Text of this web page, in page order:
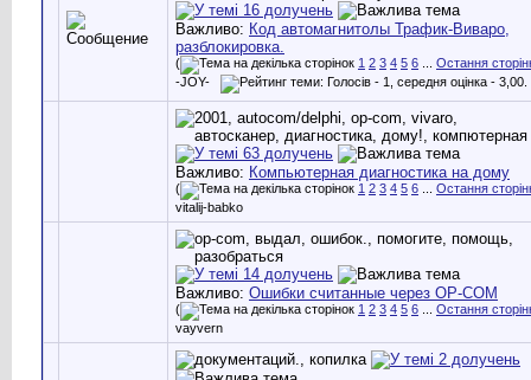
Важливо: Код автомагнитолы Трафик-Виваро,
разблокировка.
( 1 2 3 4 5 6
Остання
-JOY-
Важливо: Компьютерная диагностика на дому
( 1 2 3 4 5 6
Остання
vitalij-babko
Важливо: Ошибки считанные через OP-COM
( 1 2 3 4 5 6
Остання
vayvern